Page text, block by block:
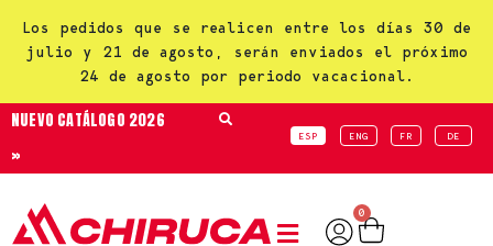
Los pedidos que se realicen entre los días 30 de
julio y 21 de agosto, serán enviados el próximo
24 de agosto por periodo vacacional.
NUEVO CATÁLOGO 2026
»
ESP ENG FR DE
0